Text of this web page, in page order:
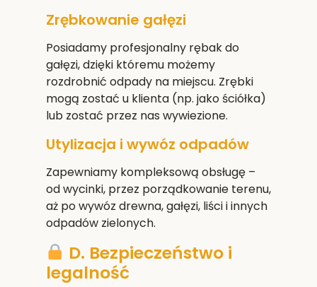
Zrębkowanie gałęzi
Posiadamy profesjonalny rębak do
gałęzi, dzięki któremu możemy
rozdrobnić odpady na miejscu. Zrębki
mogą zostać u klienta (np. jako ściółka)
lub zostać przez nas wywiezione.
Utylizacja i wywóz odpadów
Zapewniamy kompleksową obsługę –
od wycinki, przez porządkowanie terenu,
aż po wywóz drewna, gałęzi, liści i innych
odpadów zielonych.
D. Bezpieczeństwo i
legalność